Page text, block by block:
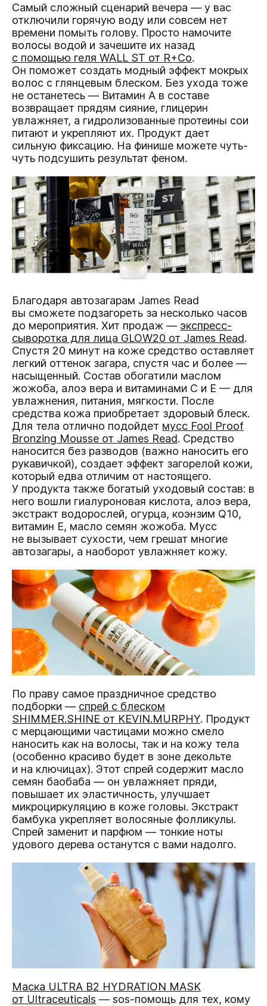
Самый сложный сценарий вечера — у вас
отключили горячую воду или совсем нет
времени помыть голову. Просто намочите
волосы водой и зачешите их назад
с помощью геля WALL ST от R+Co.
Он поможет создать модный эффект мокрых
волос с глянцевым блеском. Без ухода тоже
не останетесь — Витамин А в составе
возвращает прядям сияние, глицерин
увлажняет, а гидролизованные протеины сои
питают и укрепляют их. Продукт дает
сильную фиксацию. На финише можете чуть-
чуть подсушить результат феном.
Благодаря автозагарам James Read
вы сможете подзагореть за несколько часов
до мероприятия. Хит продаж — экспресс-
сыворотка для лица GLOW20 от James Read.
Спустя 20 минут на коже средство оставляет
легкий оттенок загара, спустя час и более —
насыщенный. Состав обогатили маслом
жожоба, алоэ вера и витаминами С и Е — для
увлажнения, питания, мягкости. После
средства кожа приобретает здоровый блеск.
Для тела отлично подойдет мусс Fool Proof
Bronzing Mousse от James Read. Средство
наносится без разводов (важно наносить его
рукавичкой), создает эффект загорелой кожи,
который едва отличим от настоящего.
У продукта также богатый уходовый состав: в
него вошли гиалуроновая кислота, алоэ вера,
экстракт водорослей, огурца, коэнзим Q10,
витамин E, масло семян жожоба. Мусс
не вызывает сухости, чем грешат многие
автозагары, а наоборот увлажняет кожу.
По праву самое праздничное средство
подборки — спрей с блеском
SHIMMER.SHINE от KEVIN.MURPHY. Продукт
с мерцающими частицами можно смело
наносить как на волосы, так и на кожу тела
(особенно красиво будет в зоне декольте
и на ключицах). Этот спрей содержит масло
семян баобаба — он увлажняет пряди,
повышает их эластичность, улучшает
микроциркуляцию в коже головы. Экстракт
бамбука укрепляет волосяные фолликулы.
Спрей заменит и парфюм — тонкие ноты
удового дерева останутся с вами надолго.
Маска ULTRA B2 HYDRATION MASK
от Ultraceuticals — sos-помощь для тех, кому